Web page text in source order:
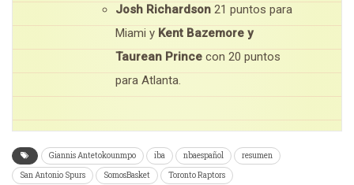
Josh Richardson 21 puntos para
Miami y Kent Bazemore y
Taurean Prince con 20 puntos
para Atlanta.
Giannis Antetokounmpo iba nbaespañol
resumen
San Antonio Spurs
SomosBasket Toronto Raptors